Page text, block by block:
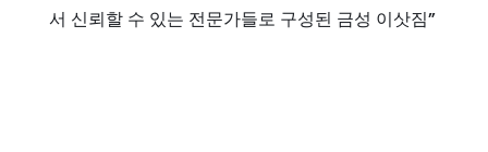
서 신뢰할 수 있는 전문가들로 구성된 금성 이삿짐”